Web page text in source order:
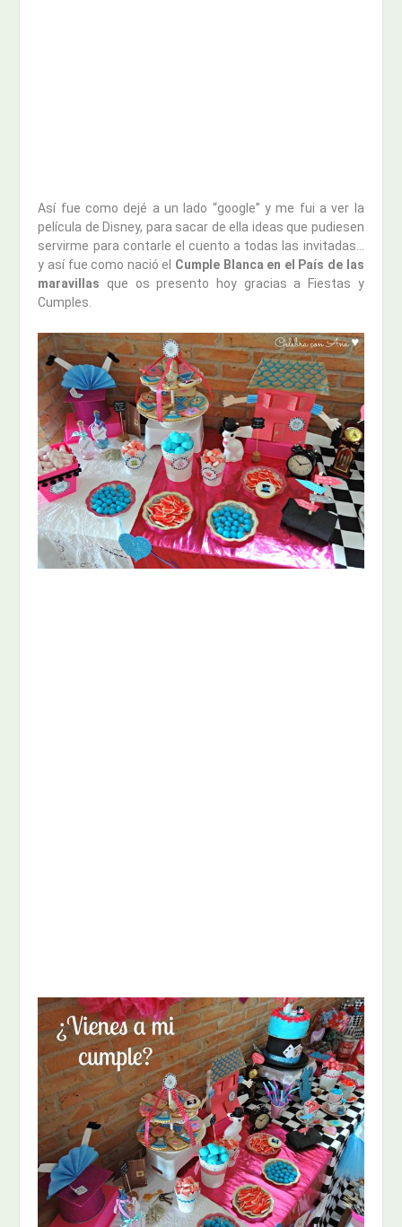
Así fue como dejé a un lado “google” y me fui a ver la
película de Disney, para sacar de ella ideas que pudiesen
servirme para contarle el cuento a todas las invitadas…
y así fue como nació el Cumple Blanca en el País de las
maravillas que os presento hoy gracias a Fiestas y
Cumples.